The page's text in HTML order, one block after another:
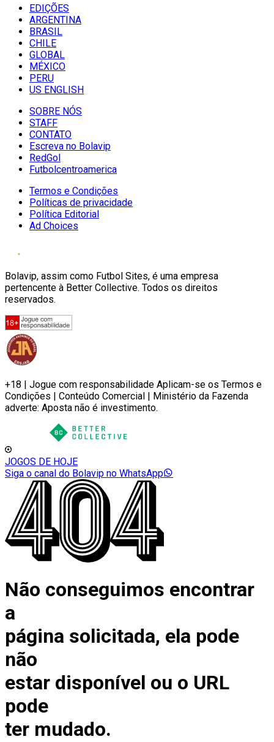
EDIÇÕES
ARGENTINA
BRASIL
CHILE
GLOBAL
MÉXICO
PERU
US ENGLISH
SOBRE NÓS
STAFF
CONTATO
Escreva no Bolavip
RedGol
Futbolcentroamerica
Termos e Condições
Políticas de privacidade
Política Editorial
Ad Choices
Bolavip, assim como Futbol Sites, é uma empresa
pertencente à Better Collective. Todos os direitos
reservados.
+18 | Jogue com responsabilidade Aplicam-se os Termos e
Condições | Conteúdo Comercial | Ministério da Fazenda
adverte: Aposta não é investimento.
JOGOS DE HOJE
Siga o canal do Bolavip no WhatsApp
Não conseguimos encontrar
a
página solicitada, ela pode
não
estar disponível ou o URL
pode
ter mudado.